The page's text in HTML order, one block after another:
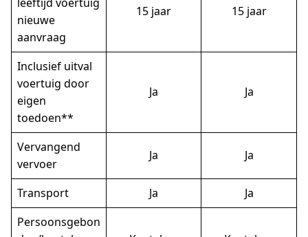
nieuwe
aanvraag
15 jaar 15 jaar
Inclusief uitval
voertuig door
eigen
toedoen**
Ja Ja
Vervangend
vervoer
Ja Ja
Transport Ja
Ja
Persoonsgebon